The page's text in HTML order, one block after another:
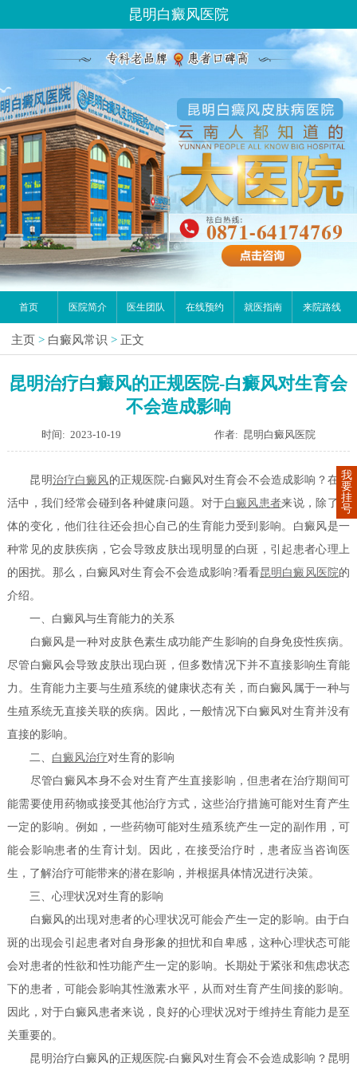
昆明白癜风医院
首页 医院简介 医生团队 在线预约 就医指南 来院路线
主页 > 白癜风常识 > 正文
昆明治疗白癜风的正规医院-白癜风对生育会
不会造成影响
时间: 2023-10-19 作者: 昆明白癜风医院
昆明治疗白癜风的正规医院-白癜风对生育会不会造成影响？在生
活中，我们经常会碰到各种健康问题。对于白癜风患者来说，除了身
体的变化，他们往往还会担心自己的生育能力受到影响。白癜风是一
种常见的皮肤疾病，它会导致皮肤出现明显的白斑，引起患者心理上
的困扰。那么，白癜风对生育会不会造成影响?看看昆明白癜风医院的
介绍。
一、白癜风与生育能力的关系
白癜风是一种对皮肤色素生成功能产生影响的自身免疫性疾病。
尽管白癜风会导致皮肤出现白斑，但多数情况下并不直接影响生育能
力。生育能力主要与生殖系统的健康状态有关，而白癜风属于一种与
生殖系统无直接关联的疾病。因此，一般情况下白癜风对生育并没有
直接的影响。
二、 白癜风治疗对生育的影响
尽管白癜风本身不会对生育产生直接影响，但患者在治疗期间可
能需要使用药物或接受其他治疗方式，这些治疗措施可能对生育产生
一定的影响。例如，一些药物可能对生殖系统产生一定的副作用，可
能会影响患者的生育计划。因此，在接受治疗时，患者应当咨询医
生，了解治疗可能带来的潜在影响，并根据具体情况进行决策。
三、心理状况对生育的影响
白癜风的出现对患者的心理状况可能会产生一定的影响。由于白
斑的出现会引起患者对自身形象的担忧和自卑感，这种心理状态可能
会对患者的性欲和性功能产生一定的影响。长期处于紧张和焦虑状态
下的患者，可能会影响其性激素水平，从而对生育产生间接的影响。
因此，对于白癜风患者来说，良好的心理状况对于维持生育能力是至
关重要的。
昆明治疗白癜风的正规医院-白癜风对生育会不会造成影响？昆明
我
要
挂
号